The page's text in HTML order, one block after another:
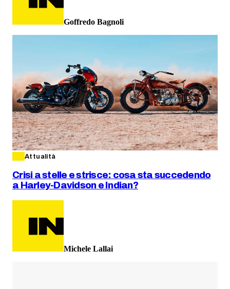
Goffredo Bagnoli
Attualità
Crisi a stelle e strisce: cosa sta succedendo
a Harley-Davidson e Indian?
Michele Lallai